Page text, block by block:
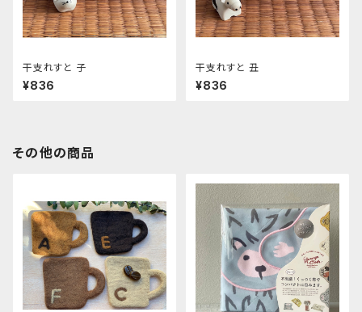
干支れすと 子
¥836
干支れすと 丑
¥836
その他の商品